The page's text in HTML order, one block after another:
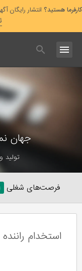
کارفرما هستید؟ انتشار رایگان آگهی استخدام
جهان
تولید
فرصت‌های شغلی
استخدام